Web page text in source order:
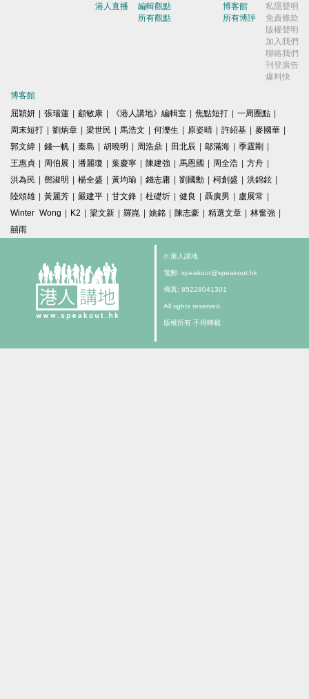
港人直播
編輯觀點
所有觀點
博客館
所有博評
私隱聲明
免責條款
版權聲明
加入我們
聯絡我們
刊登廣告
爆料快
博客館
屈穎妍 | 張瑞蓮 | 顧敏康 | 《港人講地》編輯室 | 焦點短打 | 一周圈點 |
周末短打 | 劉炳章 | 梁世民 | 馬浩文 | 何濼生 | 原姿晴 | 許紹基 | 麥國華 |
郭文緯 | 錢一帆 | 秦島 | 胡曉明 | 周浩鼎 | 田北辰 | 鄔滿海 | 季霆剛 |
王惠貞 | 周伯展 | 潘麗瓊 | 葉慶寧 | 陳建強 | 馬恩國 | 周全浩 | 方舟 |
洪為民 | 鄧淑明 | 楊全盛 | 黃均瑜 | 錢志庸 | 劉國勳 | 柯創盛 | 洪錦鉉 |
陸頌雄 | 黃麗芳 | 嚴建平 | 甘文鋒 | 杜礎圻 | 健良 | 聶廣男 | 盧展常 |
Winter Wong | K2 | 梁文新 | 羅崑 | 姚銘 | 陳志豪 | 精選文章 | 林奮強 |
囍雨
© 港人講地
電郵: speakout@speakout.hk
傳真: 85228041301
All rights reserved.
版權所有 不得轉載